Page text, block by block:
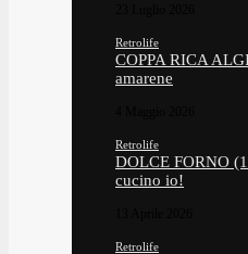
Retrolife
COPPA RICA
amarene
Retrolife
DOLCE FORNO
cucino io!
Retrolife